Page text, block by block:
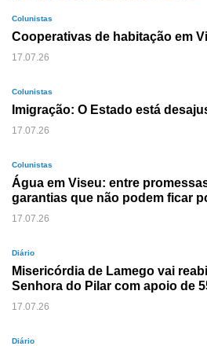
Colunistas
Cooperativas de habitação em
17.07.26
Colunistas
Imigração: O Estado está
17.07.26
Colunistas
Água em Viseu: entre
garantias que não podem ficar
17.07.26
Diário
Misericórdia de Lamego vai
Senhora do Pilar com apoio de
17.07.26
Diário